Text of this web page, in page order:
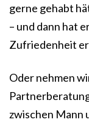
gerne gehabt
– und dann hat
Zufriedenheit
Oder nehmen
zwischen Mann